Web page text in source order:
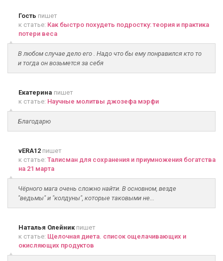
Гость пишет
к статье: Как быстро похудеть подростку: теория и практика
потери веса
В любом случае дело его . Надо что бы ему понравился кто то
и тогда он возьмется за себя
Екатерина пишет
к статье: Научные молитвы джозефа мэрфи
Благодарю
vERA12 пишет
к статье: Талисман для сохранения и приумножения богатства
на 21 марта
Чёрного мага очень сложно найти. В основном, везде
"ведьмы" и "колдуны", которые таковыми не...
Наталья Олейникпишет
к статье: Щелочная диета. список ощелачивающих и
окисляющих продуктов